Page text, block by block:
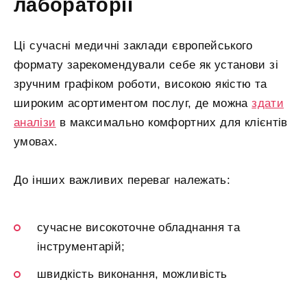
лабораторії
Ці сучасні медичні заклади європейського
формату зарекомендували себе як установи зі
зручним графіком роботи, високою якістю та
широким асортиментом послуг, де можназдати
аналізи в максимально комфортних для клієнтів
умовах.
До інших важливих переваг належать:
сучасне високоточне обладнання та
інструментарій;
швидкість виконання, можливість